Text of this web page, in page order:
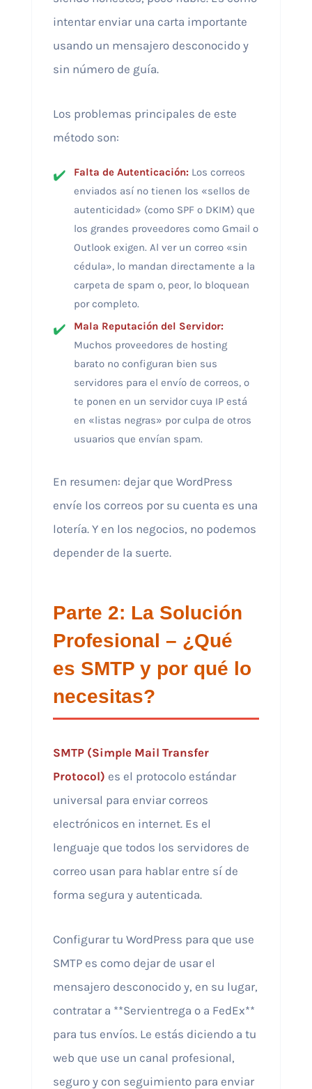
intentar enviar una carta importante
usando un mensajero desconocido y
sin número de guía.
Los problemas principales de este
método son:
Falta de Autenticación:Los correos
enviados así no tienen los «sellos de
autenticidad» (como SPF o DKIM) que
los grandes proveedores como Gmail o
Outlook exigen. Al ver un correo «sin
cédula», lo mandan directamente a la
carpeta de spam o, peor, lo bloquean
por completo.
Mala Reputación del Servidor:
Muchos proveedores de hosting
barato no configuran bien sus
servidores para el envío de correos, o
te ponen en un servidor cuya IP está
en «listas negras» por culpa de otros
usuarios que envían spam.
En resumen: dejar que WordPress
envíe los correos por su cuenta es una
lotería. Y en los negocios, no podemos
depender de la suerte.
Parte 2: La Solución
Profesional – ¿Qué
es SMTP y por qué lo
necesitas?
SMTP (Simple Mail Transfer
Protocol) es el protocolo estándar
universal para enviar correos
electrónicos en internet. Es el
lenguaje que todos los servidores de
correo usan para hablar entre sí de
forma segura y autenticada.
Configurar tu WordPress para que use
SMTP es como dejar de usar el
mensajero desconocido y, en su lugar,
contratar a **Servientrega o a FedEx**
para tus envíos. Le estás diciendo a tu
web que use un canal profesional,
seguro y con seguimiento para enviar